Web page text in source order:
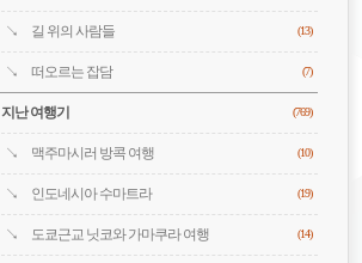
길 위의 사람들 (13)
떠오르는 잡담 (7)
지난 여행기 (769)
맥주마시러 방콕 여행 (10)
인도네시아 수마트라 (19)
도쿄근교 닛코와 가마쿠라 여행 (14)